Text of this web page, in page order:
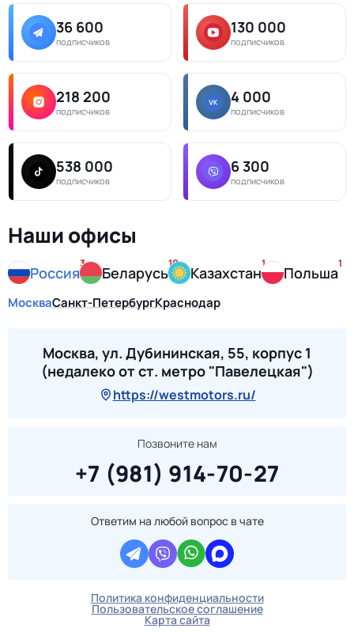
36 600
подписчиков
130 000
подписчиков
218 200
подписчиков
4 000
подписчиков
538 000
подписчиков
6 300
подписчиков
Наши офисы
Россия
3
Беларусь
10
Казахстан
1
Польша
1
МоскваСанкт-ПетербургКраснодар
Москва, ул. Дубининская, 55, корпус 1
(недалеко от ст. метро "Павелецкая")
https://westmotors.ru/
Позвоните нам
+7 (981) 914-70-27
Ответим на любой вопрос в чате
Политика конфиденциальности
Пользовательское соглашение
Карта сайта